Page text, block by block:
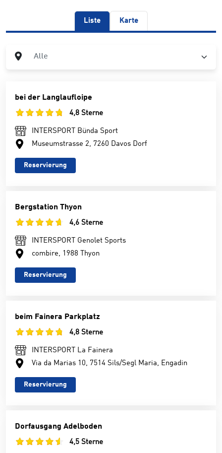
Liste Karte
Alle
bei der Langlaufloipe
4,8 Sterne
INTERSPORT Bünda Sport
Museumstrasse 2, 7260 Davos Dorf
Reservierung
Bergstation Thyon
4,6 Sterne
INTERSPORT Genolet Sports
combire, 1988 Thyon
Reservierung
beim Fainera Parkplatz
4,8 Sterne
INTERSPORT La Fainera
Via da Marias 10, 7514 Sils/Segl Maria, Engadin
Reservierung
Dorfausgang Adelboden
4,5 Sterne